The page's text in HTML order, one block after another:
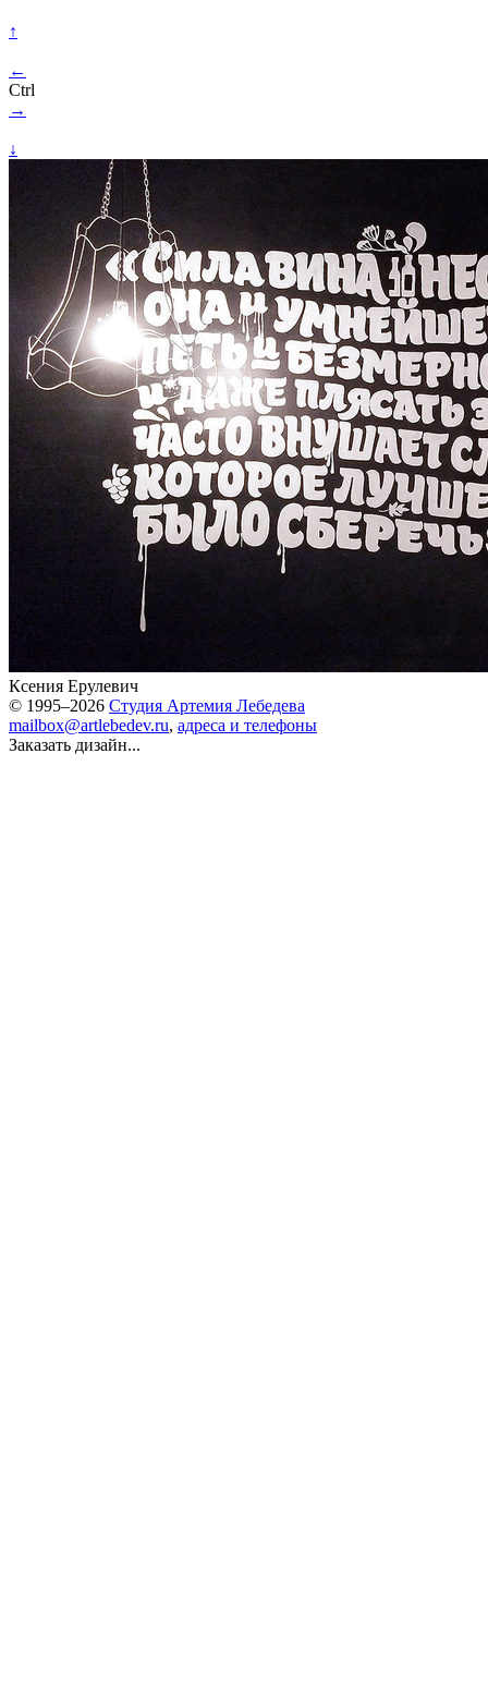
↑
←
Ctrl
→
↓
Ксения Ерулевич
© 1995–2026 Студия Артемия Лебедева
mailbox@artlebedev.ru, адреса и телефоны
Заказать дизайн...